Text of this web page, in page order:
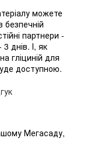
можете
безпечній
партнери -
днів. І, як
гліциній для
доступною.
Мегасаду,